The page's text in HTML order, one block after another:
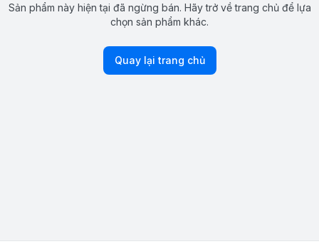
Sản phẩm này hiện tại đã ngừng bán. Hãy trở về trang chủ để lựa
chọn sản phẩm khác.
Quay lại trang chủ